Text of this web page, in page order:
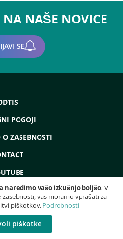
naredimo vašo izkušnjo boljšo. V
vas moramo vprašati za
piškotkov. Podrobnosti
piškotke
NA NAŠE NOVICE
SE
POGOJI
O ZASEBNOSTI
Rabljeni Stroji - Remont - Likvidacija - Vse